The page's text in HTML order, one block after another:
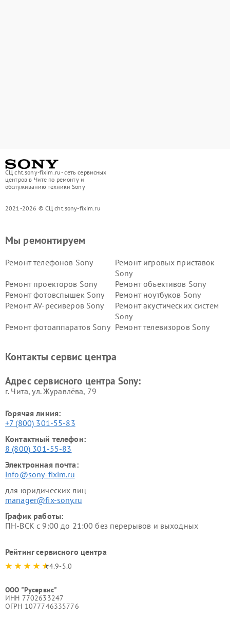
СЦ cht.sony-fixim.ru - сеть сервисных
центров в Чите по ремонту и
обслуживанию техники Sony
2021-2026 © СЦ cht.sony-fixim.ru
Мы ремонтируем
Ремонт телефонов Sony
Ремонт игровых приставок
Sony
Ремонт проекторов Sony
Ремонт объективов Sony
Ремонт фотовспышек Sony
Ремонт ноутбуков Sony
Ремонт AV-ресиверов Sony
Ремонт акустических систем
Sony
Ремонт фотоаппаратов Sony Ремонт телевизоров Sony
Контакты сервис центра
Адрес сервисного центра Sony:
г. Чита, ул. Журавлёва, 79
Горячая линия:
+7 (800) 301-55-83
Контактный телефон:
8 (800) 301-55-83
Электронная почта:
info@sony-fixim.ru
для юридических лиц
manager@fix-sony.ru
График работы:
ПН-ВСК с 9:00 до 21:00 без перерывов и выходных
Рейтинг сервисного центра
4.9-5.0
ООО "Русервис"
ИНН 7702633247
ОГРН 1077746335776